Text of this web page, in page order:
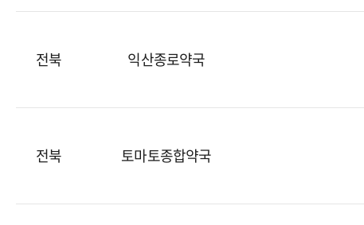
전북 익산종로약국
전북 토마토종합약국